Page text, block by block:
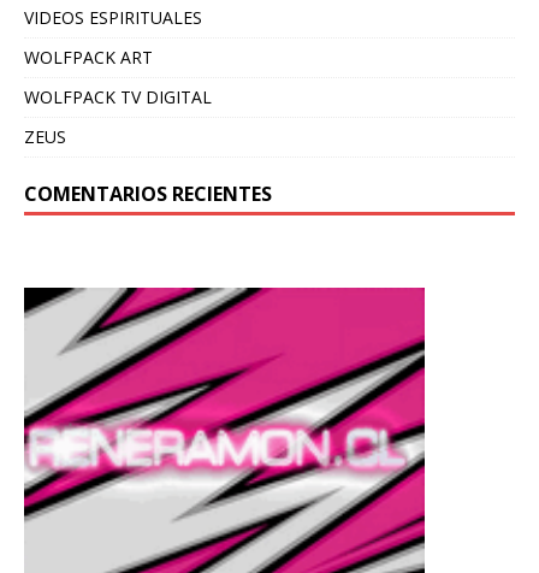
VIDEOS ESPIRITUALES
WOLFPACK ART
WOLFPACK TV DIGITAL
ZEUS
COMENTARIOS RECIENTES